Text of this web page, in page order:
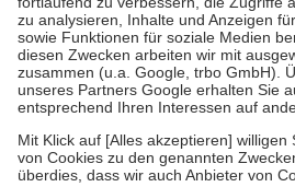
höchstens zehn Euro.Es sind jedoch
tatsächlichen Kosten der Leistung zu
Diese Regeln gelten grundsätzlich auch
Bei Heilmitteln und häuslicher
Zuzahlung zehn Prozent der Kosten
Um das Engagement der Versicherten
zu stärken und die besondere Stellung